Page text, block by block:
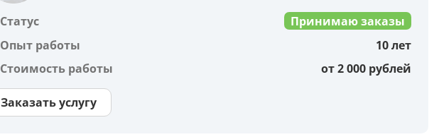
Статус
Принимаю заказы
Опыт работы
10 лет
Стоимость работы
от 2 000 рублей
Заказать услугу